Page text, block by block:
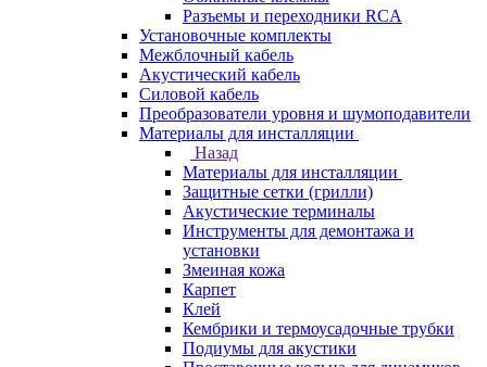
Разъемы и переходники RCA
Установочные комплекты
Межблочный кабель
Акустический кабель
Силовой кабель
Преобразователи уровня и шумоподавители
Материалы для инсталляции
Назад
Материалы для инсталляции
Защитные сетки (грилли)
Акустические терминалы
Инструменты для демонтажа и
установки
Змеиная кожа
Карпет
Клей
Кембрики и термоусадочные трубки
Подиумы для акустики